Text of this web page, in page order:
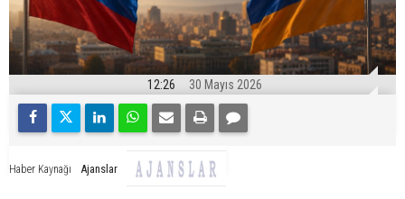
12:26 30 Mayıs 2026
Haber Kaynağı Ajanslar